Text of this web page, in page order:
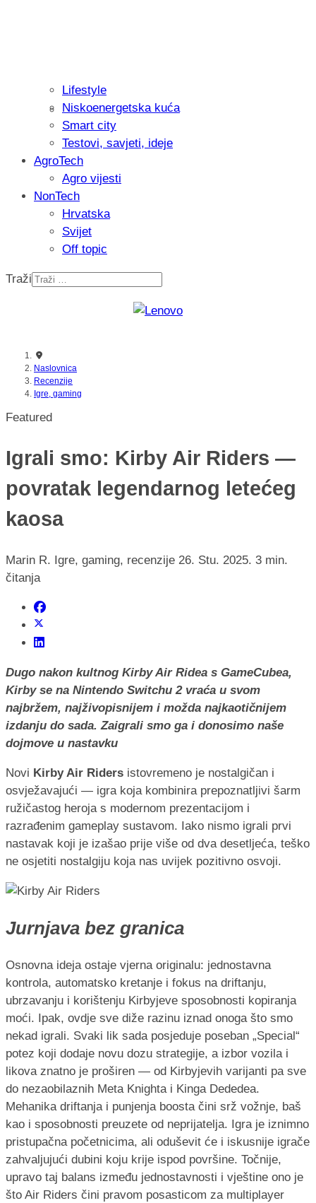
Isprobali smo: Thermostar
Recenzija: Einhell Professional CP-
Lifestyle
Niskoenergetska kuća
Smart city
Testovi, savjeti, ideje
AgroTech
Agro vijesti
NonTech
Hrvatska
Svijet
Off topic
Traži
Naslovnica
Recenzije
Igre, gaming
Featured
Igrali smo: Kirby Air Riders —
povratak legendarnog letećeg
kaosa
Marin R. Igre, gaming, recenzije 26. Stu. 2025. 3 min.
čitanja
Dugo nakon kultnog Kirby Air Ridea s GameCubea,
Kirby se na Nintendo Switchu 2 vraća u svom
najbržem, najživopisnijem i možda najkaotičnijem
izdanju do sada. Zaigrali smo ga i donosimo naše
dojmove u nastavku
Novi Kirby Air Riders istovremeno je nostalgičan i
osvježavajući — igra koja kombinira prepoznatljivi šarm
ružičastog heroja s modernom prezentacijom i
razrađenim gameplay sustavom. Iako nismo igrali prvi
nastavak koji je izašao prije više od dva desetljeća, teško
ne osjetiti nostalgiju koja nas uvijek pozitivno osvoji.
Jurnjava bez granica
Osnovna ideja ostaje vjerna originalu: jednostavna
kontrola, automatsko kretanje i fokus na driftanju,
ubrzavanju i korištenju Kirbyjeve sposobnosti kopiranja
moći. Ipak, ovdje sve diže razinu iznad onoga što smo
nekad igrali. Svaki lik sada posjeduje poseban „Special“
potez koji dodaje novu dozu strategije, a izbor vozila i
likova znatno je proširen — od Kirbyjevih varijanti pa sve
do nezaobilaznih Meta Knighta i Kinga Dededea.
Mehanika driftanja i punjenja boosta čini srž vožnje, baš
kao i sposobnosti preuzete od neprijatelja. Igra je iznimno
pristupačna početnicima, ali oduševit će i iskusnije igrače
zahvaljujući dubini koju krije ispod površine. Točnije,
upravo taj balans između jednostavnosti i vještine ono je
što Air Riders čini pravom posasticom za multiplayer